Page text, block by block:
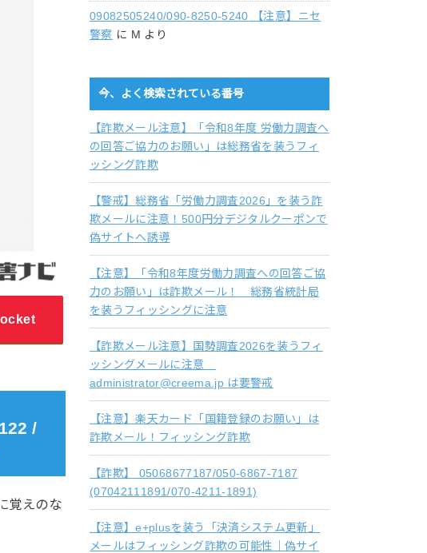
/
覚えのな
09082505240/090-8250-5240 【注意】ニセ
警察 に M より
今、よく検索されている番号
【詐欺メール注意】「令和8年度 労働力調査へ
の回答ご協力のお願い」は総務省を装うフィ
ッシング詐欺
【警戒】総務省「労働力調査2026」を装う詐
欺メールに注意！500円分デジタルクーポンで
偽サイトへ誘導
【注意】「令和8年度労働力調査への回答ご協
力のお願い」は詐欺メール！ 総務省統計局
を装うフィッシングに注意
【詐欺メール注意】国勢調査2026を装うフィ
ッシングメールに注意
administrator@creema.jp は要警戒
【注意】楽天カード「国籍登録のお願い」は
詐欺メール！フィッシング詐欺
【詐欺】 05068677187/050-6867-7187
(07042111891/070-4211-1891)
【注意】e+plusを装う「決済システム更新」
メールはフィッシング詐欺の可能性｜偽サイ